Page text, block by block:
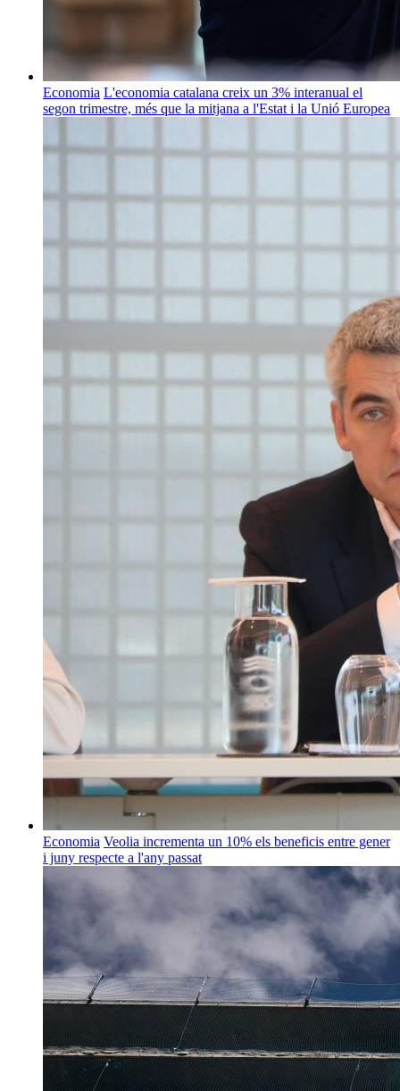
Economia L'economia catalana creix un 3% interanual el
segon trimestre, més que la mitjana a l'Estat i la Unió Europea
Economia Veolia incrementa un 10% els beneficis entre gener
i juny respecte a l'any passat